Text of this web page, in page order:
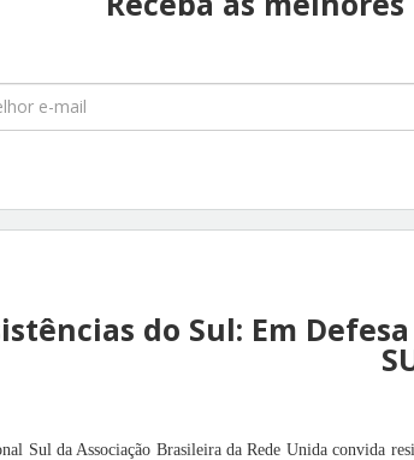
do Sul: Em
Sul da Associação Brasileira da Rede Unida convida